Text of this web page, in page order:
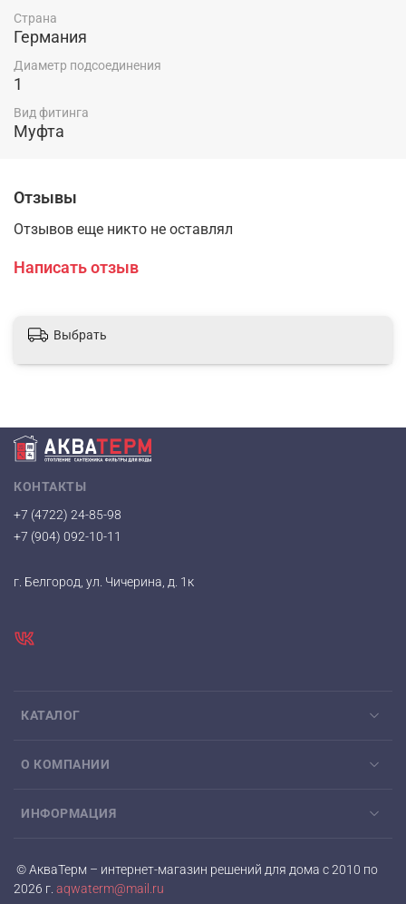
многократного применения. При этом необходимо
заменить уплотнительное кольцо.
Страна
Германия
Диаметр подсоединения
1
Вид фитинга
Муфта
Отзывы
Отзывов еще никто не оставлял
Написать отзыв
Выбрать
КАТАЛОГ
О КОМПАНИИ
ИНФОРМАЦИЯ
КОНТАКТЫ
+7 (4722) 24-85-98
+7 (904) 092-10-11
г. Белгород, ул. Чичерина, д. 1к
© АкваТерм – интернет-магазин решений для дома с 2010 по
2026 г. aqwaterm@mail.ru